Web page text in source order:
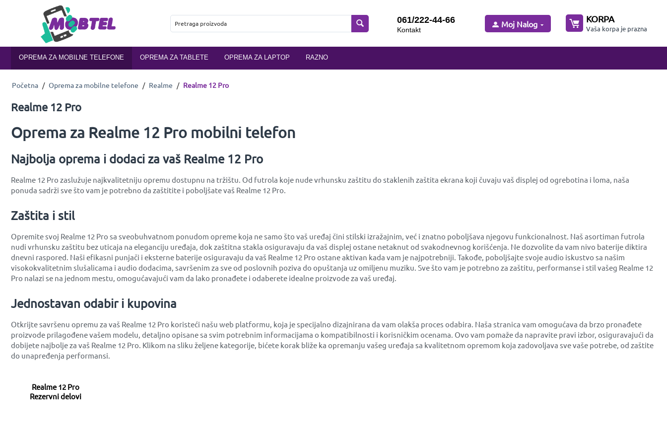
061/222-44-66
Kontakt
Moj Nalog KORPA
Vaša korpa je prazna
OPREMA ZA MOBILNE TELEFONE OPREMA ZA TABLETE OPREMA ZA LAPTOP RAZNO
Početna / Oprema za mobilne telefone / Realme / Realme 12 Pro
Realme 12 Pro
Oprema za Realme 12 Pro mobilni telefon
Najbolja oprema i dodaci za vaš Realme 12 Pro
Realme 12 Pro zaslužuje najkvalitetniju opremu dostupnu na tržištu. Od futrola koje nude vrhunsku zaštitu do staklenih zaštita ekrana koji čuvaju vaš displej od ogrebotina i loma, naša
ponuda sadrži sve što vam je potrebno da zaštitite i poboljšate vaš Realme 12 Pro.
Zaštita i stil
Opremite svoj Realme 12 Pro sa sveobuhvatnom ponudom opreme koja ne samo što vaš uređaj čini stilski izražajnim, već i znatno poboljšava njegovu funkcionalnost. Naš asortiman futrola
nudi vrhunsku zaštitu bez uticaja na eleganciju uređaja, dok zaštitna stakla osiguravaju da vaš displej ostane netaknut od svakodnevnog korišćenja. Ne dozvolite da vam nivo baterije diktira
dnevni raspored. Naši efikasni punjači i eksterne baterije osiguravaju da vaš Realme 12 Pro ostane aktivan kada vam je najpotrebniji. Takođe, poboljšajte svoje audio iskustvo sa našim
visokokvalitetnim slušalicama i audio dodacima, savršenim za sve od poslovnih poziva do opuštanja uz omiljenu muziku. Sve što vam je potrebno za zaštitu, performanse i stil vašeg Realme 12
Pro nalazi se na jednom mestu, omogućavajući vam da lako pronađete i odaberete idealne proizvode za vaš uređaj.
Jednostavan odabir i kupovina
Otkrijte savršenu opremu za vaš Realme 12 Pro koristeći našu web platformu, koja je specijalno dizajnirana da vam olakša proces odabira. Naša stranica vam omogućava da brzo pronađete
proizvode prilagođene vašem modelu, detaljno opisane sa svim potrebnim informacijama o kompatibilnosti i korisničkim ocenama. Ovo vam pomaže da napravite pravi izbor, osiguravajući da
dobijete najbolje za vaš Realme 12 Pro. Klikom na sliku željene kategorije, bićete korak bliže ka opremanju vašeg uređaja sa kvalitetnom opremom koja zadovoljava sve vaše potrebe, od zaštite
do unapređenja performansi.
Realme 12 Pro
Rezervni delovi